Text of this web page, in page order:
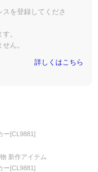
を登録してくださ
。
ん。
詳しくはこちら
ー[CL9881]
新作アイテム
ー[CL9881]